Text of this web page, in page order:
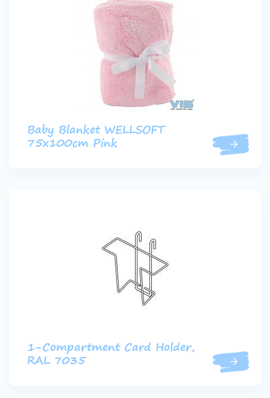
Baby Blanket WELLSOFT
75x100cm Pink
1-Compartment Card Holder,
RAL 7035